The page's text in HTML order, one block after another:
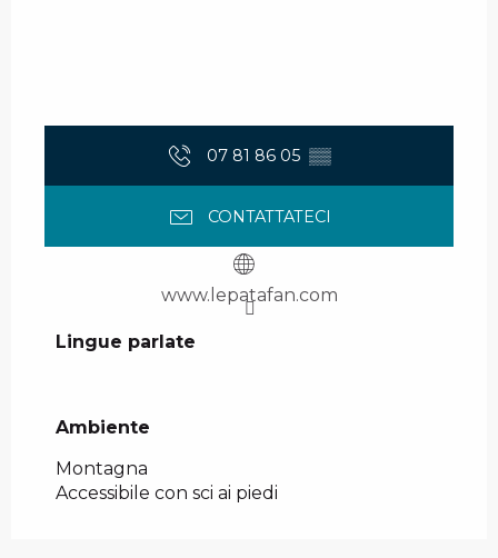
07 81 86 05 ▒▒
CONTATTATECI
www.lepatafan.com
Lingue parlate
Lingue parlate
Ambiente
Ambiente
Montagna
Accessibile con sci ai piedi